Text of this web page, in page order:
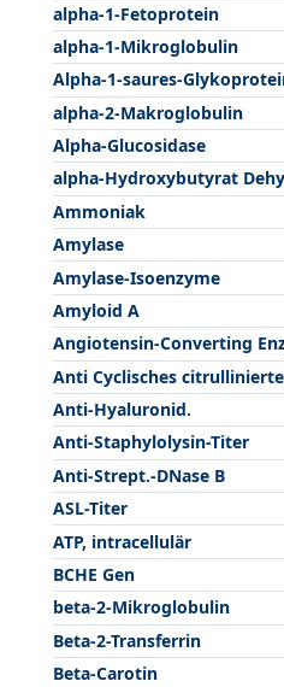
alpha-1-Fetoprotein
alpha-1-Mikroglobulin
Alpha-1-saures-
alpha-2-Makroglobulin
Alpha-Glucosidase
alpha-Hydroxybutyrat
Ammoniak
Amylase
Amylase-Isoenzyme
Amyloid A
Angiotensin-Converting
Anti Cyclisches
Anti-Hyaluronid.
Anti-Staphylolysin-Titer
Anti-Strept.-DNase B
ASL-Titer
ATP, intracellulär
BCHE Gen
beta-2-Mikroglobulin
Beta-2-Transferrin
Beta-Carotin